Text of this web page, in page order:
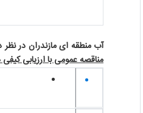
آب منطقه ای مازندران در
مناقصه عمومی با ارزیابی کیفی